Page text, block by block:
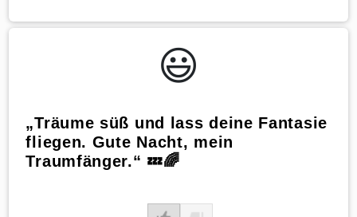
😃️
„Träume süß und lass deine Fantasie
fliegen. Gute Nacht, mein
Traumfänger.“ 💤🌈